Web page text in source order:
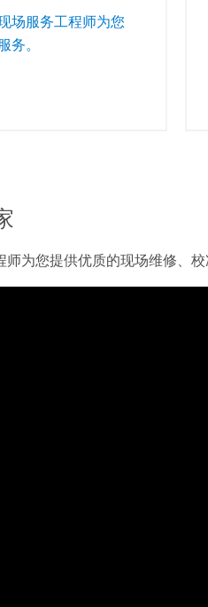
场服务工程师为您
务。
为您提供优质的现场维修、